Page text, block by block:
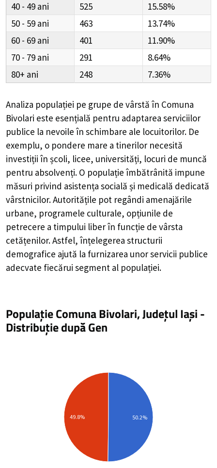
40 - 49
525
15.58%
50 - 59
463
13.74%
60 - 69
401
11.90%
70 - 79
291
8.64%
80+
248 7.36%
Analiza populației pe grupe de vârstă în Comuna
Bivolari este esențială pentru adaptarea serviciilor
publice la nevoile în schimbare ale locuitorilor. De
exemplu, o pondere mare a tinerilor necesită
investiții în școli, licee, universități, locuri de muncă
pentru absolvenți. O populație îmbătrânită impune
măsuri privind asistența socială și medicală dedicată
vârstnicilor. Autoritățile pot regândi amenajările
urbane, programele culturale, opțiunile de
petrecere a timpului liber în funcție de vârsta
cetățenilor. Astfel, înțelegerea structurii
demografice ajută la furnizarea unor servicii publice
adecvate fiecărui segment al populației.
Populație Comuna Bivolari, Județul Iași-
Distribuțiedupă Gen
49.8% 50.2%